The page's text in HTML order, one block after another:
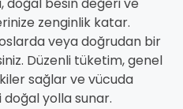
doğal besin değeri ve
zenginlik katar.
veya doğrudan bir
Düzenli tüketim, genel
sağlar ve vücuda
yolla sunar.